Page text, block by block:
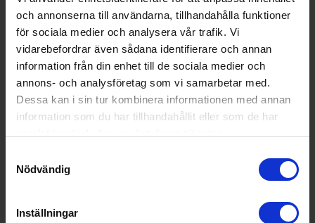
och annonserna till användarna, tillhandahålla funktioner
för sociala medier och analysera vår trafik. Vi
vidarebefordrar även sådana identifierare och annan
information från din enhet till de sociala medier och
annons- och analysföretag som vi samarbetar med.
Dessa kan i sin tur kombinera informationen med annan
information som du har tillhandahållit eller som de har
Nödvändig
Inställningar
EAN
73333941096
40
Allmän information
Rengöring i ugn:
Ångrengöring
Färg:
Svart
Produktgrupp:
Inbyggnadsug
Ångfunktion (Ja/Nej):